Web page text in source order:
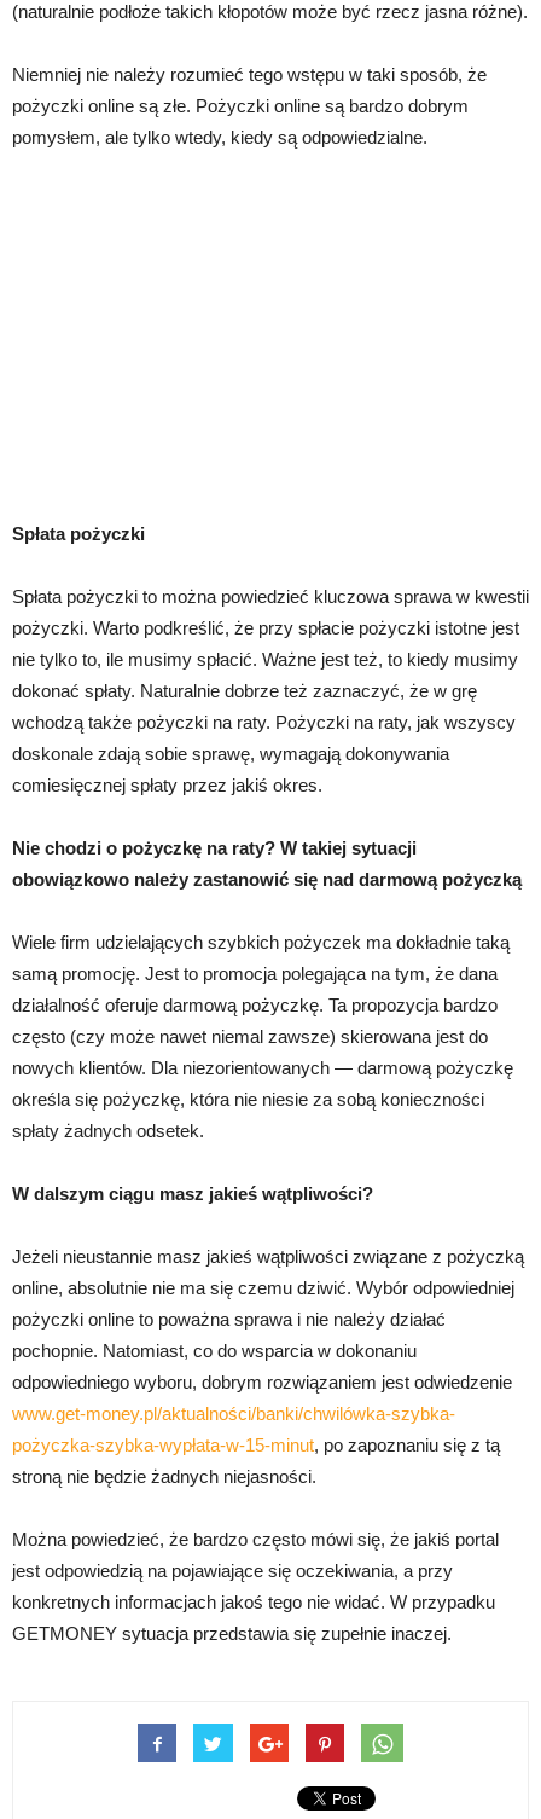
(naturalnie podłoże takich kłopotów może być rzecz jasna różne).
Niemniej nie należy rozumieć tego wstępu w taki sposób, że
pożyczki online są złe. Pożyczki online są bardzo dobrym
pomysłem, ale tylko wtedy, kiedy są odpowiedzialne.
Spłata pożyczki
Spłata pożyczki to można powiedzieć kluczowa sprawa w kwestii
pożyczki. Warto podkreślić, że przy spłacie pożyczki istotne jest
nie tylko to, ile musimy spłacić. Ważne jest też, to kiedy musimy
dokonać spłaty. Naturalnie dobrze też zaznaczyć, że w grę
wchodzą także pożyczki na raty. Pożyczki na raty, jak wszyscy
doskonale zdają sobie sprawę, wymagają dokonywania
comiesięcznej spłaty przez jakiś okres.
Nie chodzi o pożyczkę na raty? W takiej sytuacji
obowiązkowo należy zastanowić się nad darmową pożyczką
Wiele firm udzielających szybkich pożyczek ma dokładnie taką
samą promocję. Jest to promocja polegająca na tym, że dana
działalność oferuje darmową pożyczkę. Ta propozycja bardzo
często (czy może nawet niemal zawsze) skierowana jest do
nowych klientów. Dla niezorientowanych — darmową pożyczkę
określa się pożyczkę, która nie niesie za sobą konieczności
spłaty żadnych odsetek.
W dalszym ciągu masz jakieś wątpliwości?
Jeżeli nieustannie masz jakieś wątpliwości związane z pożyczką
online, absolutnie nie ma się czemu dziwić. Wybór odpowiedniej
pożyczki online to poważna sprawa i nie należy działać
pochopnie. Natomiast, co do wsparcia w dokonaniu
odpowiedniego wyboru, dobrym rozwiązaniem jest odwiedzenie
www.get-money.pl/aktualności/banki/chwilówka-szybka-
pożyczka-szybka-wypłata-w-15-minut, po zapoznaniu się z tą
stroną nie będzie żadnych niejasności.
Można powiedzieć, że bardzo często mówi się, że jakiś portal
jest odpowiedzią na pojawiające się oczekiwania, a przy
konkretnych informacjach jakoś tego nie widać. W przypadku
GETMONEY sytuacja przedstawia się zupełnie inaczej.